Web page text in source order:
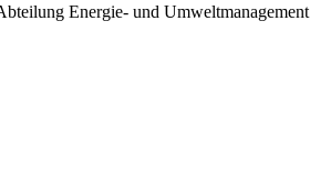
Energie- und Umweltmanagement